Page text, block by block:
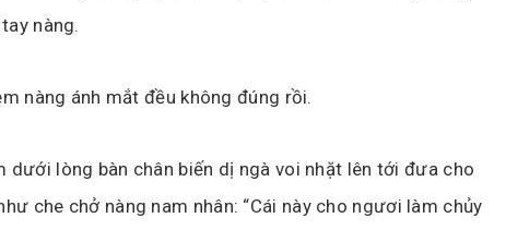
nàng.
nàng ánh mắt đều không đúng rồi.
dưới lòng bàn chân biến dị ngà voi nhặt lên tới đưa cho
che chở nàng nam nhân: “Cái này cho ngươi làm chủy